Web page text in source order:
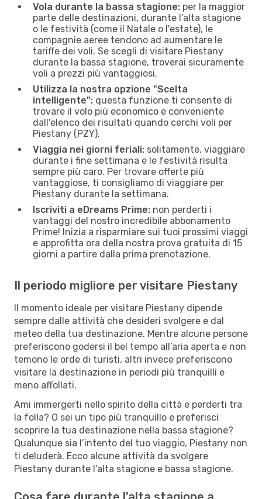
Vola durante la bassa stagione: per la maggior
parte delle destinazioni, durante l’alta stagione
o le festività (come il Natale o l'estate), le
compagnie aeree tendono ad aumentare le
tariffe dei voli. Se scegli di visitare Piestany
durante la bassa stagione, troverai sicuramente
voli a prezzi più vantaggiosi.
Utilizza la nostra opzione "Scelta
intelligente": questa funzione ti consente di
trovare il volo più economico e conveniente
dall'elenco dei risultati quando cerchi voli per
Piestany (PZY).
Viaggia nei giorni feriali: solitamente, viaggiare
durante i fine settimana e le festività risulta
sempre più caro. Per trovare offerte più
vantaggiose, ti consigliamo di viaggiare per
Piestany durante la settimana.
Iscriviti a eDreams Prime: non perderti i
vantaggi del nostro incredibile abbonamento
Prime! Inizia a risparmiare sui tuoi prossimi viaggi
e approfitta ora della nostra prova gratuita di 15
giorni a partire dalla prima prenotazione.
Il periodo migliore per visitare Piestany
Il momento ideale per visitare Piestany dipende
sempre dalle attività che desideri svolgere e dal
meteo della tua destinazione. Mentre alcune persone
preferiscono godersi il bel tempo all’aria aperta e non
temono le orde di turisti, altri invece preferiscono
visitare la destinazione in periodi più tranquilli e
meno affollati.
Ami immergerti nello spirito della città e perderti tra
la folla? O sei un tipo più tranquillo e preferisci
scoprire la tua destinazione nella bassa stagione?
Qualunque sia l’intento del tuo viaggio, Piestany non
ti deluderà. Ecco alcune attività da svolgere
Piestany durante l’alta stagione e bassa stagione.